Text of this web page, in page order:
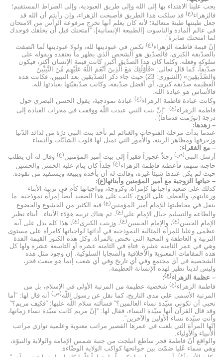
يجب علينا الاهتداء بها إلى الله وإلى طريق العبودية، وإلى الصراط المستقيم؛
فالزهراء(ع) قد سلكت هذا الطريق فأصبحت الزهراء، وإن رأيتم أن الله قد
جعل طينتها طينة متعالية؛ لأنه كان يعلم أنها تخرج مرفوعة الرأس من الامتحان
في عالم المادة والناسوت [الطبيعة الإنسانية]، “امتحنك قبل أن يخلقك فوجدك
لما امتحنك صابرة”.
إنّ قيمة فاطمة الزهراء(ع) تكمن في عبوديتها لله، ولولا عبوديتها لَما اتّصفت
بالصدّيقة الكبرى، فالصدّيق هو الشخص الذي يظهر ما يعتقده ويقوله على
سلوكه وفعله، وكلما كان هذا الصدّيق أكبر، كانت قيمة الإنسان أكثر، فيكون
صدّيقاً، كما قال تعالى: «فَأُوْلَئِكَ مَعَ الَّذِينَ أَنْعَمَ اللّهُ عَلَيْهِم مِّنَ النَّبِيِّينَ
وَالصِّدِّيقِينَ» (الشورى: 23) حيث جاء ذكر الصدّيقين بعد النبيين، فكانت هذه
العظيمة صدّيقة كبرى، أي أفضل صدّيقة، وكانت صدّيقيّتها بعبادتها لله،
فالأساس هو عبادة الله.
وكانت عبادة فاطمة الزهراء(ع) عبادة نموذجية، يقول الحسن البصري حول
فاطمة الزهراء(ع): “إنّ بنت النبي عبدت اللّه ووقفت في محراب العبادة إلى
درجة (تورّمت قدماها)”.
– زهدها:
عندما بدأت مرحلة الفتوحات والغنائم لم تأخذ بنت النبي ذرّة من لذائذ الدّنيا
وزخرفها ومظاهر الزينة، والأُمور التي تميل لها قلوب الشابّات والنساء.
– مع الفقراء:
أرسل النبي(ص) رجلاً عجوزاً فقيراً إلى بيت أمير المؤمنين(ع) وقال له أن يطلب
حاجته منهم، فأعطته فاطمة الزهراء(ع) جلداً كان ينام عليه الحسن والحسين
حيث لم يكن عندها شيئاً غيره، وقالت له أن يأخذه ويبيعه ويستفيد من نقوده.
– حياتها الزوجية مع أمير المؤمنين وأبنائها(ع):
كذلك على صعيد واجباتها كإمرأة، وكزوجة، وواجباتها كأم في تربية الأبناء
ورعايتهم، والعطف على الزوج، كانت على هذا الصعيد أيضاً إمرأة نموذجية. ما
ينقل في مخاطبتها للإمام أمير المؤمنين(ع) فيه الكثير من الخشوع والخضوع
والطاعة والتسليم حيال الإمام علي(ع)، ثم هناك تربية هؤلاء الأبناء.. أبناء نظير
الإمام الحسن(ع)، والإمام الحسين(ع)، وزينب الكبرى(ع)، هذا كله يدل على آية
عظمى وعليا للمرأة المثالية النموذجية في أدائها لواجباتها كامرأة على مستوى
التربية و العاطفة و المحبة التي تختص بالمرأة. وكل هذه الكنوز القيمة الفذة
وهي في عمر الثامنة عشرة. فتاة في الثامنة عشرة أو التاسعة عشرة ولها كل
هذه المقامات المعنوية والأخلاقية والسجايا السلوكية. إن وجود مثل هذه
الشخصية في أي مجتمع وفي أي تاريخ وفي أي شعب إنما هو مبعث فخر،
وليس لدينا نظير لهذه الإنسانة العظيمة.
– عظمة الزهراء(ع):
فاطمة الزهراء(ع) شخصية عظيمة من المرتبة الأولى في الإسلام، بل من
المرتبة الأسمى على مدى التاريخ، كما نقل عن رسول اللّه(ص) أنه قال لها: “أما
تحبي أن تكوني سيّدة نساء العالمين؟” فسألته سلام اللّه عليها: “فكيف مريم؟”
وقد قال القرآن أنها سيّدة النساء، فقال لها: “إنّ مريم كانت سيّدة نساء زمانها،
وأنتِ سيّدة نساء الأولين والآخرين”.
إنّها المرأة التي بلغت في عمرها القصير مراتب معنوية وعلمية توازي مراتب
الأنبياء والأولياء.
والواقع أنّ فاطمة فجر ساطع انبلجت من جنبة شمس الإمامة والولاية والنبوّة،
وهي سماء عُليا ضمّت بين جوانحها كواكب الولاية الوضّاءة.
(ع)